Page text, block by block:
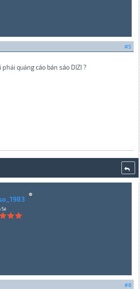
#5
quảng cáo bán sáo DIZI ?
Sẻ
#6